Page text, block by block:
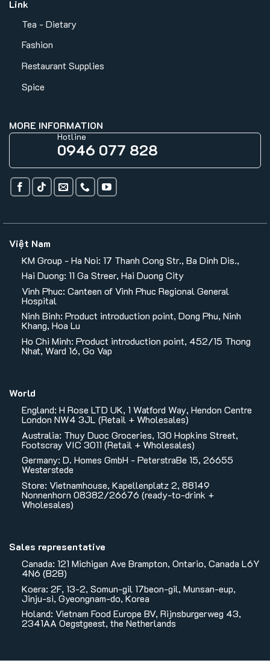
Link
Tea - Dietary
Fashion
Restaurant Supplies
Spice
MORE INFORMATION
Hotline
0946 077 828
Việt Nam
KM Group - Ha Noi: 17 Thanh Cong Str., Ba Dinh Dis.,
Hai Duong: 11 Ga Streer, Hai Duong City
Vinh Phuc: Canteen of Vinh Phuc Regional General
Hospital
Ninh Binh: Product introduction point, Dong Phu, Ninh
Khang, Hoa Lu
Ho Chi Minh: Product introduction point, 452/15 Thong
Nhat, Ward 16, Go Vap
World
England: H Rose LTD UK, 1 Watford Way, Hendon Centre
London NW4 3JL (Retail + Wholesales)
Australia: Thuy Duoc Groceries, 130 Hopkins Street,
Footscray VIC 3011 (Retail + Wholesales)
Germany: D. Homes GmbH - PeterstraBe 15, 26655
Westerstede
Store: Vietnamhouse, Kapellenplatz 2, 88149
Nonnenhorn 08382/26676 (ready-to-drink +
Wholesales)
Sales representative
Canada: 121 Michigan Ave Brampton, Ontario, Canada L6Y
4N6 (B2B)
Koera: 2F, 13-2, Somun-gil 17beon-gil, Munsan-eup,
Jinju-si, Gyeongnam-do, Korea
Holand: Vietnam Food Europe BV, Rijnsburgerweg 43,
2341AA Oegstgeest, the Netherlands